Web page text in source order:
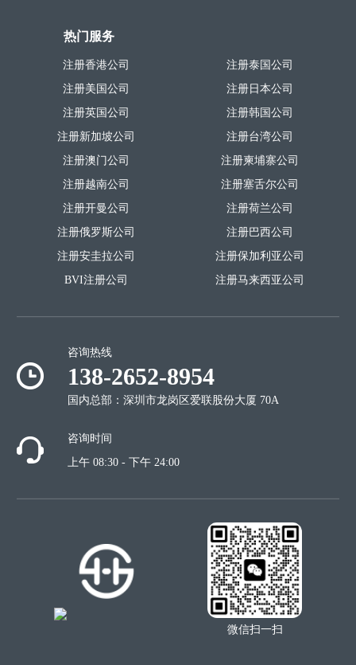
热门服务
注册香港公司
注册美国公司
注册英国公司
注册新加坡公司
注册澳门公司
注册泰国公司
注册日本公司
注册韩国公司
注册台湾公司
注册柬埔寨公司
注册越南公司
注册开曼公司
注册俄罗斯公司
注册安圭拉公司
BVI注册公司
注册塞舌尔公司
注册荷兰公司
注册巴西公司
注册保加利亚公司
注册马来西亚公司
咨询热线
138-2652-8954
国内总部：深圳市龙岗区爱联股份大厦 70A
咨询时间
上午 08:30 - 下午 24:00
微信扫一扫